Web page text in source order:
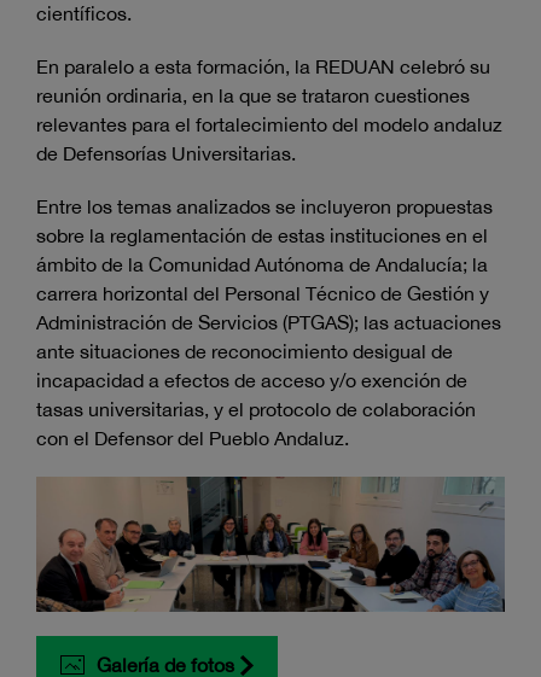
científicos.
En paralelo a esta formación, la REDUAN celebró su
reunión ordinaria, en la que se trataron cuestiones
relevantes para el fortalecimiento del modelo andaluz
de Defensorías Universitarias.
Entre los temas analizados se incluyeron propuestas
sobre la reglamentación de estas instituciones en el
ámbito de la Comunidad Autónoma de Andalucía; la
carrera horizontal del Personal Técnico de Gestión y
Administración de Servicios (PTGAS); las actuaciones
ante situaciones de reconocimiento desigual de
incapacidad a efectos de acceso y/o exención de
tasas universitarias, y el protocolo de colaboración
con el Defensor del Pueblo Andaluz.
Galería de fotos